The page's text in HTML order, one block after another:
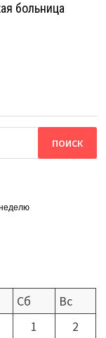
больница
Сб
Вс
1
2